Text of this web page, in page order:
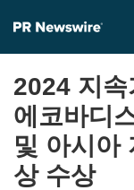
2024 지
에코바디
및 아시아
상 수상